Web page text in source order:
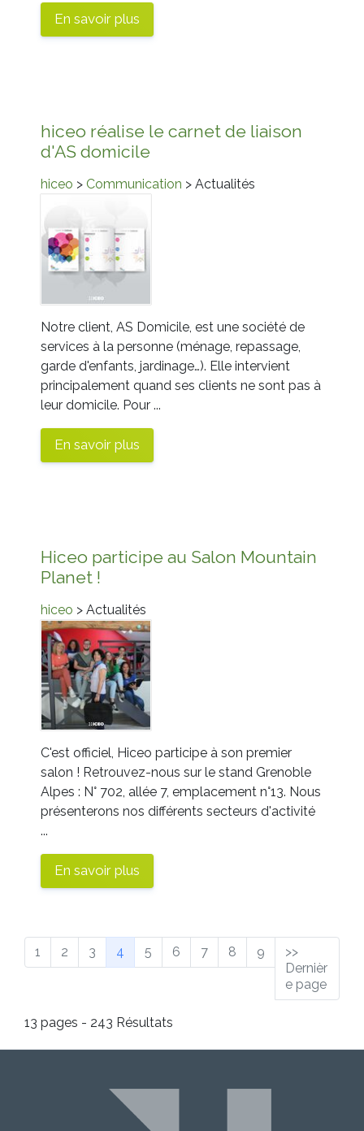
En savoir plus
hiceo réalise le carnet de liaison
d'AS domicile
hiceo > Communication > Actualités
Notre client, AS Domicile, est une société de
services à la personne (ménage, repassage,
garde d'enfants, jardinage…). Elle intervient
principalement quand ses clients ne sont pas à
leur domicile. Pour ...
En savoir plus
Hiceo participe au Salon Mountain
Planet !
hiceo > Actualités
C'est officiel, Hiceo participe à son premier
salon ! Retrouvez-nous sur le stand Grenoble
Alpes : N° 702, allée 7, emplacement n°13. Nous
présenterons nos différents secteurs d'activité
...
En savoir plus
1 2 3 4 (Page courante)
5 6 7 8 9
>>
Dernièr
e page
13 pages - 243 Résultats